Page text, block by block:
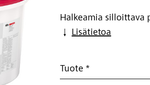
Halkeamia silloittava
Lisätietoa
Tuote *